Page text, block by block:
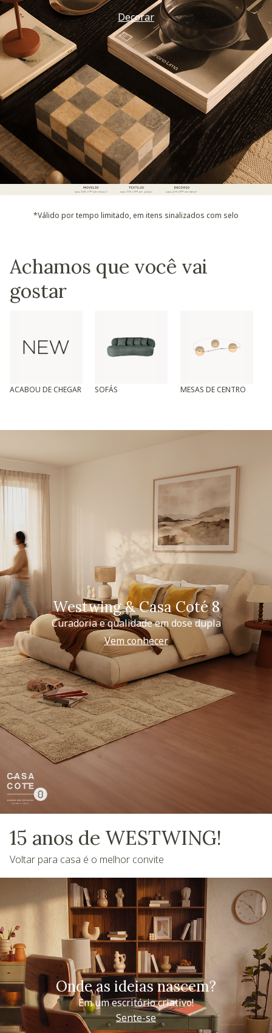
Decorar
*Válido por tempo limitado, em itens sinalizados com selo
Achamos que você vai
gostar
ACABOU DE CHEGAR SOFÁS MESAS DE CENTRO
Westwing & Casa Coté 8
Curadoria e qualidade em dose dupla
Vem conhecer
15 anos de WESTWING!
Voltar para casa é o melhor convite
Onde as ideias nascem?
Em um escritório criativo!
Sente-se